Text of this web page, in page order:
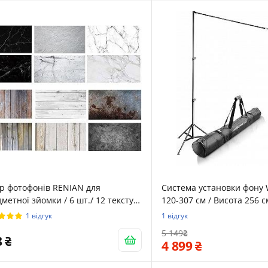
фотофонів RENIAN для
зйомки / 6 шт./ 12 текстур
/ 54x84 см
1 відгук
Система установки фону
120-307 см / Висота 256
Телескопічна
1 відгук
5 149
4 899